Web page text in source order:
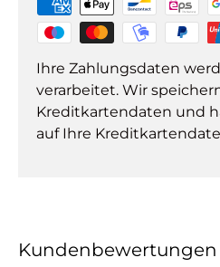
Ihre Zahlungsdaten
verarbeitet. Wir
Kreditkartendaten und
auf Ihre
Kundenbewertungen